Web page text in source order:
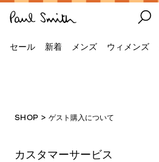
セール 新着 メンズ ウィメンズ
SHOP > ゲスト購入について
カスタマーサービス